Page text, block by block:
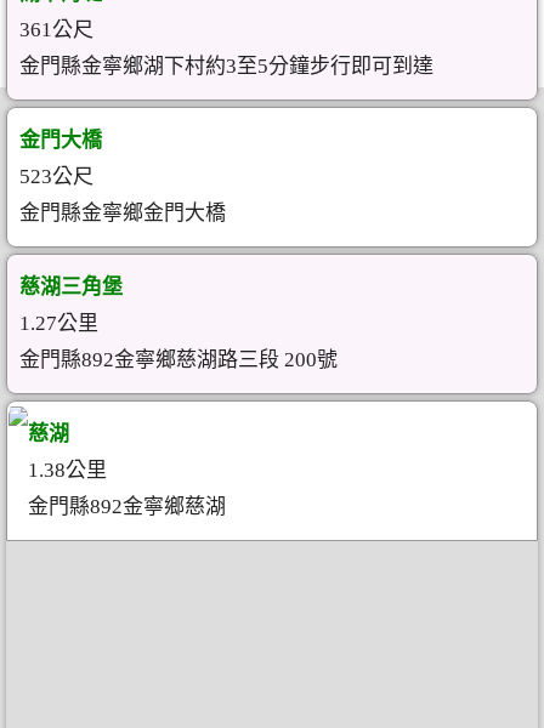
361公尺
金門縣金寧鄉湖下村約3至5分鐘步行即可到達
金門大橋
523公尺
金門縣金寧鄉金門大橋
慈湖三角堡
1.27公里
金門縣892金寧鄉慈湖路三段 200號
慈湖
1.38公里
金門縣892金寧鄉慈湖